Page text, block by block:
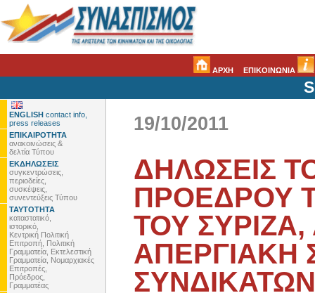
ΑΡΧΗ ΕΠΙΚΟΙΝΩΝΙΑ
ENGLISH contact info,
press releases
ΕΠΙΚΑΙΡΟΤΗΤΑ
ανακοινώσεις &
δελτία Τύπου
ΕΚΔΗΛΩΣΕΙΣ
συγκεντρώσεις,
περιοδείες,
συσκέψεις,
συνεντεύξεις Τύπου
ΤΑΥΤΟΤΗΤΑ
καταστατικό,
ιστορικό,
Κεντρική Πολιτική
Επιτροπή, Πολιτική
Γραμματεία, Εκτελεστική
Γραμματεία, Νομαρχιακές
Επιτροπές,
Πρόεδρος,
Γραμματέας
19/10/2011
ΔΗΛΩΣΕΙΣ
ΠΡΟΕΔΡΟΥ
ΤΟΥ
ΑΠΕΡΓΙΑΚΗ
ΣΥΝΔΙΚΑΤΩΝ